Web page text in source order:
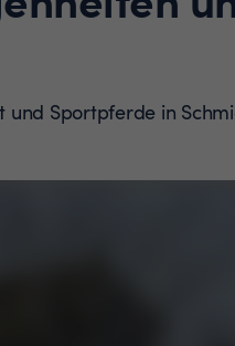
Sportpferde in